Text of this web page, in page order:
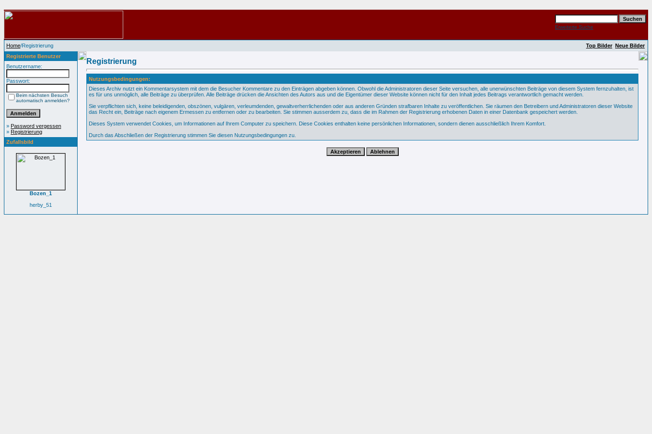
Erweiterte Suche
Home/Registrierung Top Bilder Neue Bilder
Registrierte Benutzer
Benutzername:
Passwort:
Beim nächsten Besuch
automatisch anmelden?
» Password vergessen
» Registrierung
Zufallsbild
Bozen_1
herby_51
Registrierung
Nutzungsbedingungen:
Dieses Archiv nutzt ein Kommentarsystem mit dem die Besucher Kommentare zu den Einträgen abgeben können. Obwohl die Administratoren dieser Seite versuchen, alle unerwünschten Beiträge von diesem System fernzuhalten, ist
es für uns unmöglich, alle Beiträge zu überprüfen. Alle Beiträge drücken die Ansichten des Autors aus und die Eigentümer dieser Website können nicht für den Inhalt jedes Beitrags verantwortlich gemacht werden.
Sie verpflichten sich, keine beleidigenden, obszönen, vulgären, verleumdenden, gewaltverherrlichenden oder aus anderen Gründen strafbaren Inhalte zu veröffentlichen. Sie räumen den Betreibern und Administratoren dieser Website
das Recht ein, Beiträge nach eigenem Ermessen zu entfernen oder zu bearbeiten. Sie stimmen ausserdem zu, dass die im Rahmen der Registrierung erhobenen Daten in einer Datenbank gespeichert werden.
Dieses System verwendet Cookies, um Informationen auf Ihrem Computer zu speichern. Diese Cookies enthalten keine persönlichen Informationen, sondern dienen ausschließlich Ihrem Komfort.
Durch das Abschließen der Registrierung stimmen Sie diesen Nutzungsbedingungen zu.